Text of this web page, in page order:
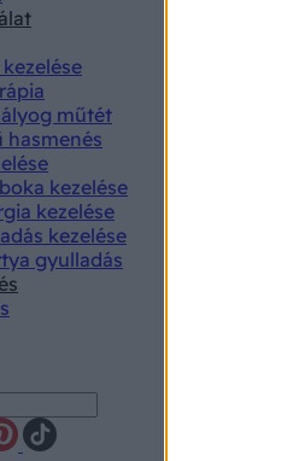
műtét
hasmenés
kezelése
kezelése
kezelése
gyulladás